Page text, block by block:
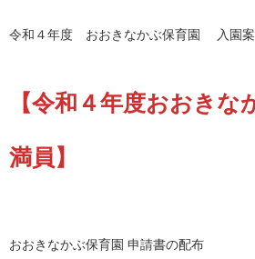
令和４年度 おおきなかぶ保育園 入園
【令和４年度おおきな
満員】
おおきなかぶ保育園 申請書の配布